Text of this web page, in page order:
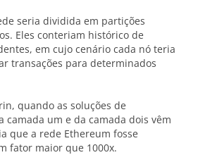
seria dividida em partições
Eles conteriam histórico de
em cujo cenário cada nó teria
transações para determinados
quando as soluções de
camada um e da camada dois vêm
que a rede Ethereum fosse
fator maior que 1000x.